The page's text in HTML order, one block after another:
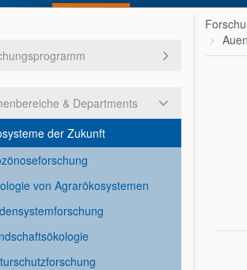
& Departments
der Zukunft
von Agrarökosystemen